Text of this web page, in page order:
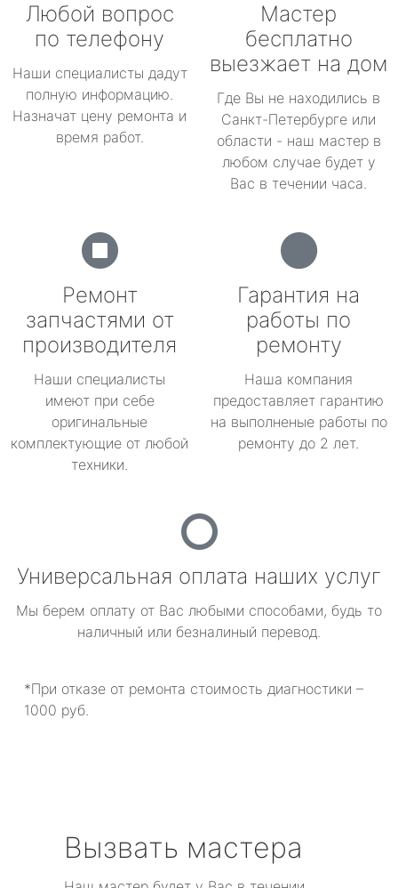
Любой вопрос
по телефону
Наши специалисты дадут
полную информацию.
Назначат цену ремонта и
время работ.
Мастер
бесплатно
выезжает на дом
Где Вы не находились в
Санкт-Петербурге или
области - наш мастер в
любом случае будет у
Вас в течении часа.
Ремонт
запчастями от
производителя
Наши специалисты
имеют при себе
оригинальные
комплектующие от любой
техники.
Гарантия на
работы по
ремонту
Наша компания
предоставляет гарантию
на выполненые работы по
ремонту до 2 лет.
Универсальная оплата наших услуг
Мы берем оплату от Вас любыми способами, будь то
наличный или безналиный перевод.
*При отказе от ремонта стоимость диагностики –
1000 руб.
Вызвать мастера